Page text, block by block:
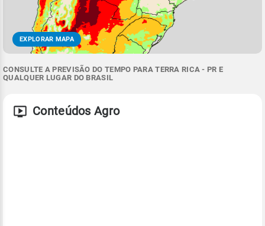
EXPLORAR MAPA
CONSULTE A PREVISÃO DO TEMPO PARA TERRA RICA - PR E
QUALQUER LUGAR DO BRASIL
Conteúdos Agro